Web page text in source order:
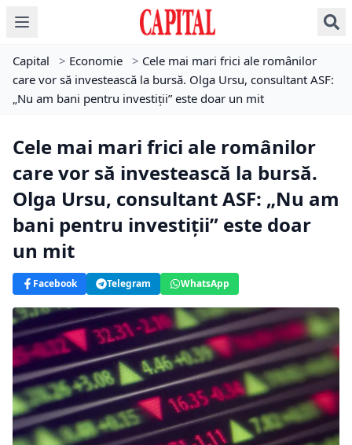
Capital > Economie > Cele mai mari frici ale românilor
care vor să investească la bursă. Olga Ursu, consultant ASF:
„Nu am bani pentru investiții” este doar un mit
Cele mai mari frici ale românilor
care vor să investească la bursă.
Olga Ursu, consultant ASF: „Nu am
bani pentru investiții” este doar
un mit
Facebook Telegram WhatsApp